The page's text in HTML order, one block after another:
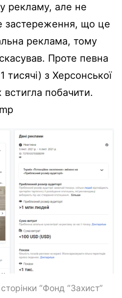
рекламу, але не
застереження, що це
реклама, тому
Проте певна
тисячі) з Херсонської
встигла побачити.
“Фонд “Захист”